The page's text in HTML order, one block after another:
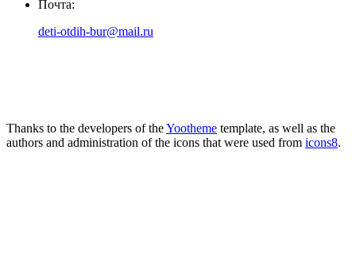
Почта:
deti-otdih-bur@mail.ru
Thanks to the developers of theYootheme template, as well as the
authors and administration of the icons that were used from icons8.